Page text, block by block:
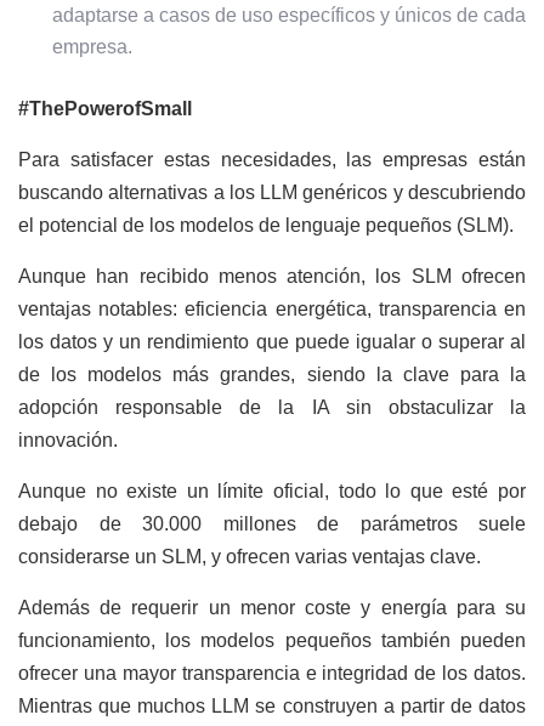
adaptarse a casos de uso específicos y únicos de cada
empresa.
#ThePowerofSmall
Para satisfacer estas necesidades, las empresas están
buscando alternativas a los LLM genéricos y descubriendo
el potencial de los modelos de lenguaje pequeños (SLM).
Aunque han recibido menos atención, los SLM ofrecen
ventajas notables: eficiencia energética, transparencia en
los datos y un rendimiento que puede igualar o superar al
de los modelos más grandes, siendo la clave para la
adopción responsable de la IA sin obstaculizar la
innovación.
Aunque no existe un límite oficial, todo lo que esté por
debajo de 30.000 millones de parámetros suele
considerarse un SLM, y ofrecen varias ventajas clave.
Además de requerir un menor coste y energía para su
funcionamiento, los modelos pequeños también pueden
ofrecer una mayor transparencia e integridad de los datos.
Mientras que muchos LLM se construyen a partir de datos